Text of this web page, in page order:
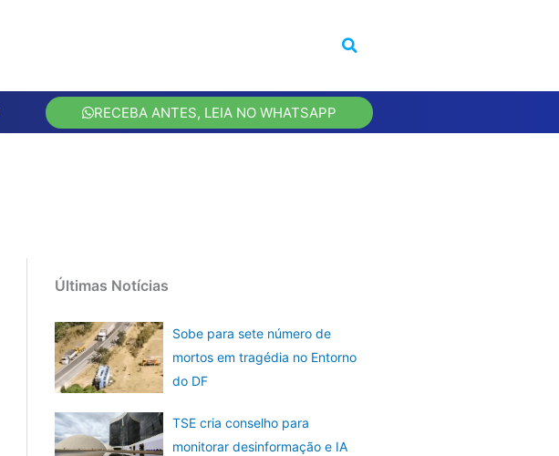
RECEBA ANTES, LEIA NO WHATSAPP
Últimas Notícias
Sobe para sete número de
mortos em tragédia no Entorno
do DF
TSE cria conselho para
monitorar desinformação e IA